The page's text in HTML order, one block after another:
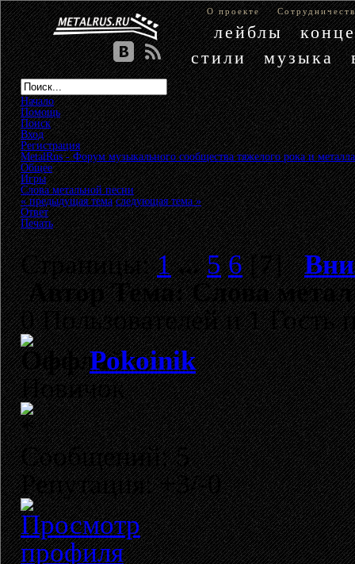
О проекте
лейблы
стили
музыка
Начало
Помощь
Поиск
Вход
Регистрация
MetalRus - Форум музыкального сообщества тяжелого рока и металла
Общее»
Игры»
Слова метальной песни
« предыдущая тема следующая тема »
Ответ
Печать
Страницы:1 ...5 6[7]
АвторТема: Слова
0 Пользователей и 1 Гость
Pokoinik
Новичок
Сообщений: 5
Репутация: +3/-0